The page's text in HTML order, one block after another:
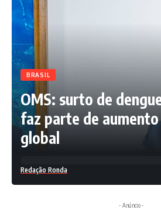
BRASIL
OMS: surto de
faz parte de aumento
global
Redação Ronda
- Anúncio -